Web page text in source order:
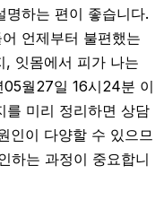
명하는 편이 좋습니다.
언제부터 불편했는
잇몸에서 피가 나는
월27일 16시24분 이
를 미리 정리하면 상담
인이 다양할 수 있으므
하는 과정이 중요합니